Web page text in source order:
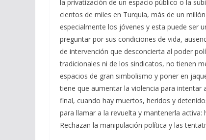
la privatización de un espacio público o la
cientos de miles en Turquía, más de un
especialmente los jóvenes y esta puede ser
preguntar por sus condiciones de vida,
de intervención que desconcierta al poder
tradicionales ni de los sindicatos, no tienen
espacios de gran simbolismo y poner en
tiene que aumentar la violencia para intentar
final, cuando hay muertos, heridos y
para llamar a la revuelta y mantenerla
Rechazan la manipulación política y las